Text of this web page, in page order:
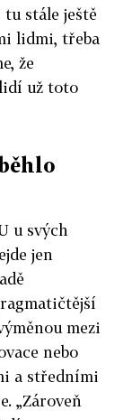
stále ještě
lidmi, třeba
že
už toto
u svých
jen
mezi
nebo
a středními
„Zároveň